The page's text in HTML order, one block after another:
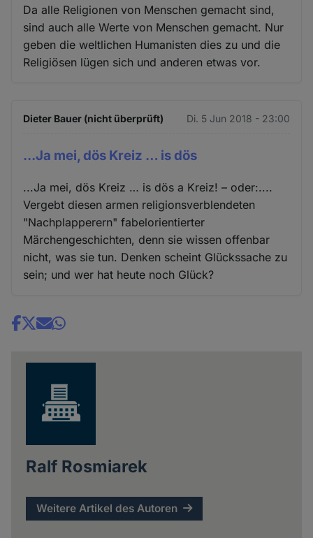
Da alle Religionen von Menschen gemacht sind,
sind auch alle Werte von Menschen gemacht. Nur
geben die weltlichen Humanisten dies zu und die
Religiösen lügen sich und anderen etwas vor.
Dieter Bauer (nicht überprüft) Di. 5 Jun 2018 - 23:00
...Ja mei, dös Kreiz … is dös
...Ja mei, dös Kreiz … is dös a Kreiz! – oder:....
Vergebt diesen armen religionsverblendeten
"Nachplapperern" fabelorientierter
Märchengeschichten, denn sie wissen offenbar
nicht, was sie tun. Denken scheint Glückssache zu
sein; und wer hat heute noch Glück?
Share
Ralf Rosmiarek
Weitere Artikel des Autoren